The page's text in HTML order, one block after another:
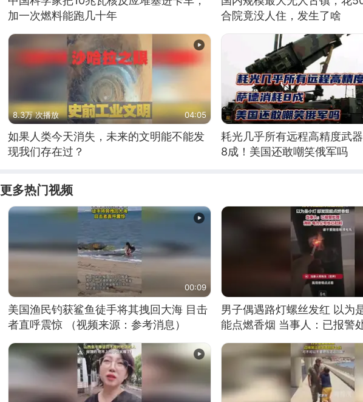
加一次燃料能跑几十年
合院竟没人住，发生了啥
8.3万 次播放 04:05
如果人类今天消失，未来的文明能不能发
现我们存在过？
耗光几乎所有远程高精度武
8成！美国还敢嘲笑俄军吗
更多热门视频
00:09
美国渔民钓获鲨鱼徒手将其拽回大海 目击
者直呼震惊 （视频来源：参考消息）
男子偶遇路灯螺丝发红 以为
能点燃香烟 当事人：已报警